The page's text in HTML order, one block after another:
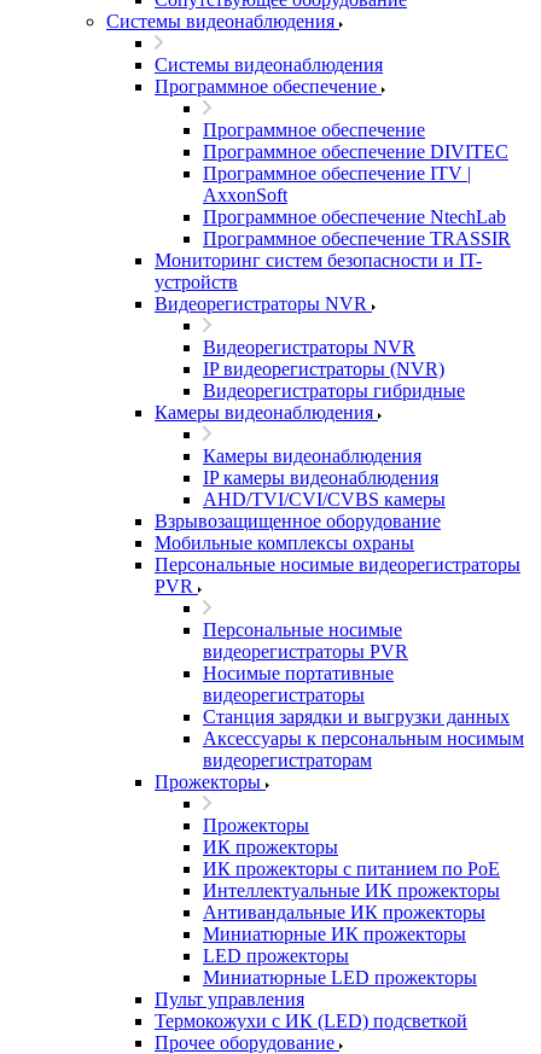
Системы видеонаблюдения
Системы видеонаблюдения
Программное обеспечение
Программное обеспечение
Программное обеспечение DIVITEC
Программное обеспечение ITV |
AxxonSoft
Программное обеспечение NtechLab
Программное обеспечение TRASSIR
Мониторинг систем безопасности и IT-
устройств
Видеорегистраторы NVR
Видеорегистраторы NVR
IP видеорегистраторы (NVR)
Видеорегистраторы гибридные
Камеры видеонаблюдения
Камеры видеонаблюдения
IP камеры видеонаблюдения
AHD/TVI/CVI/CVBS камеры
Взрывозащищенное оборудование
Мобильные комплексы охраны
Персональные носимые видеорегистраторы
PVR
Персональные носимые
видеорегистраторы PVR
Носимые портативные
видеорегистраторы
Станция зарядки и выгрузки данных
Аксессуары к персональным носимым
видеорегистраторам
Прожекторы
Прожекторы
ИК прожекторы
ИК прожекторы с питанием по PoE
Интеллектуальные ИК прожекторы
Антивандальные ИК прожекторы
Миниатюрные ИК прожекторы
LED прожекторы
Миниатюрные LED прожекторы
Пульт управления
Термокожухи с ИК (LED) подсветкой
Прочее оборудование